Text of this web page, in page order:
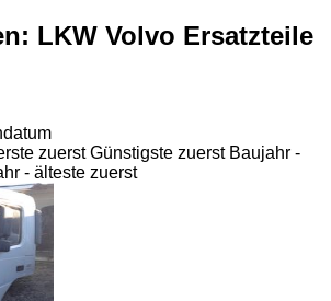
LKW Volvo Ersatzteile
zuerst Günstigste zuerst Baujahr -
- älteste zuerst